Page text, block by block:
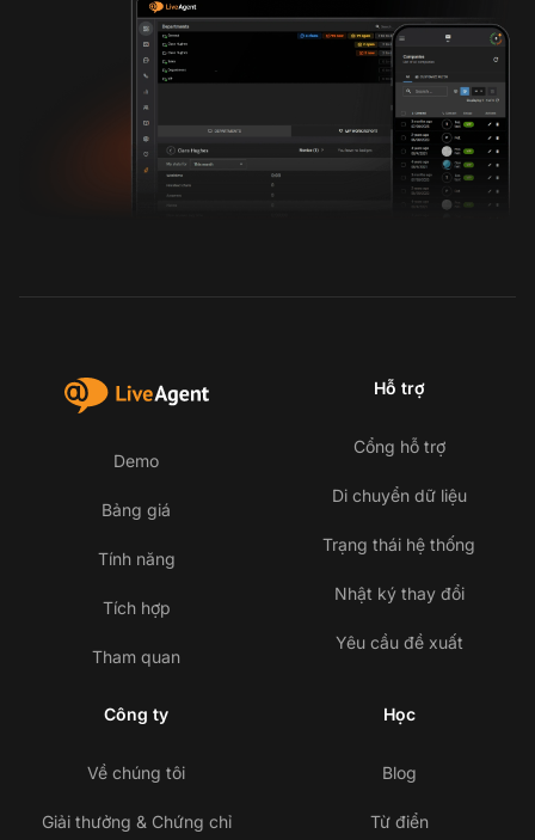
Demo
Bảng giá
Tính năng
Tích hợp
Tham quan
Hỗ trợ
Cổng hỗ trợ
Di chuyển dữ liệu
Trạng thái hệ thống
Nhật ký thay đổi
Yêu cầu đề xuất
Công ty
Về chúng tôi
Giải thưởng & Chứng chỉ
Học
Blog
Từ điển